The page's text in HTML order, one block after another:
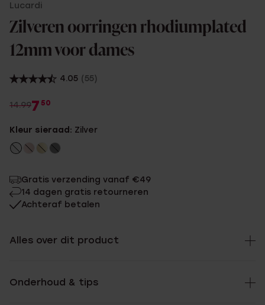
Lucardi
Zilveren oorringen rhodiumplated
12mm voor dames
4.05 (55)
14.997 50
Kleur sieraad: Zilver
Gratis verzending vanaf €49
14 dagen gratis retourneren
Achteraf betalen
Alles over dit product
Onderhoud & tips